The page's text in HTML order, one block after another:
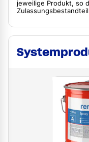
jeweilige Produkt, so